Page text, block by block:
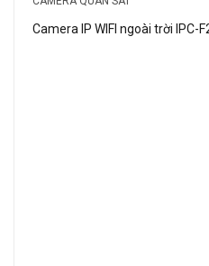
900,000₫.
Camera IP WIFI ngoài trời IPC-